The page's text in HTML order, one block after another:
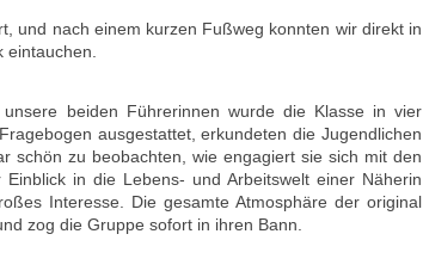
und nach einem kurzen Fußweg konnten wir direkt in
beiden Führerinnen wurde die Klasse in vier
ausgestattet, erkundeten die Jugendlichen
schön zu beobachten, wie engagiert sie sich mit den
in die Lebens- und Arbeitswelt einer Näherin
Interesse. Die gesamte Atmosphäre der original
zog die Gruppe sofort in ihren Bann.